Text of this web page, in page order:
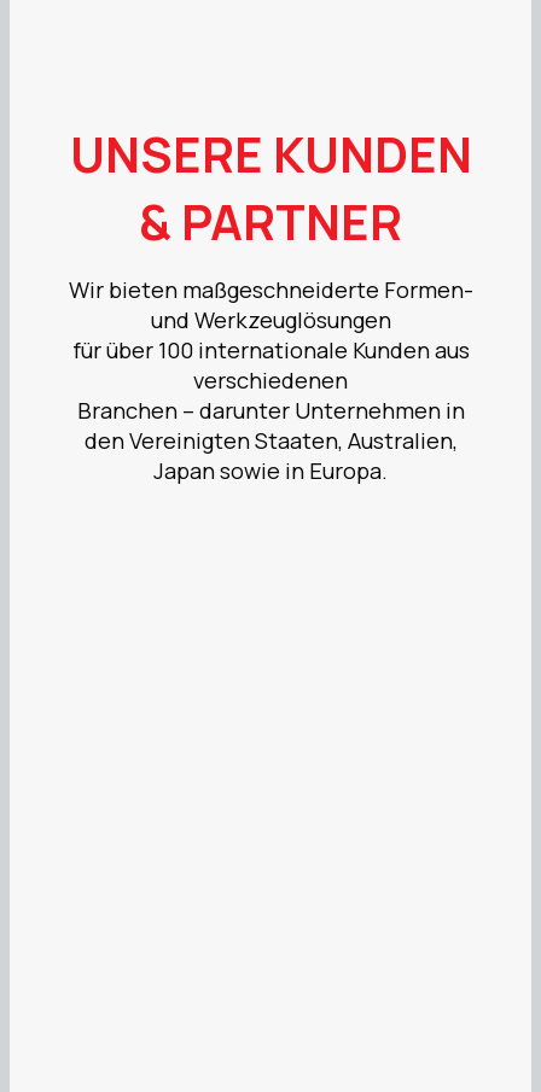
UNSERE KUNDEN
& PARTNER
Wir bieten maßgeschneiderte Formen-
und Werkzeuglösungen
für über 100 internationale Kunden aus
verschiedenen
Branchen – darunter Unternehmen in
den Vereinigten Staaten, Australien,
Japan sowie in Europa.